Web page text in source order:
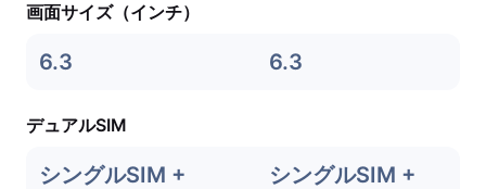
画面サイズ（インチ）
6.3 6.3
デュアルSIM
シングルSIM +
シングルSIM +